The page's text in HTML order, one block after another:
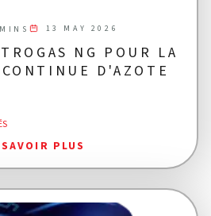
NG POUR LA
D'AZOTE
13 MAY 2026
PLUS